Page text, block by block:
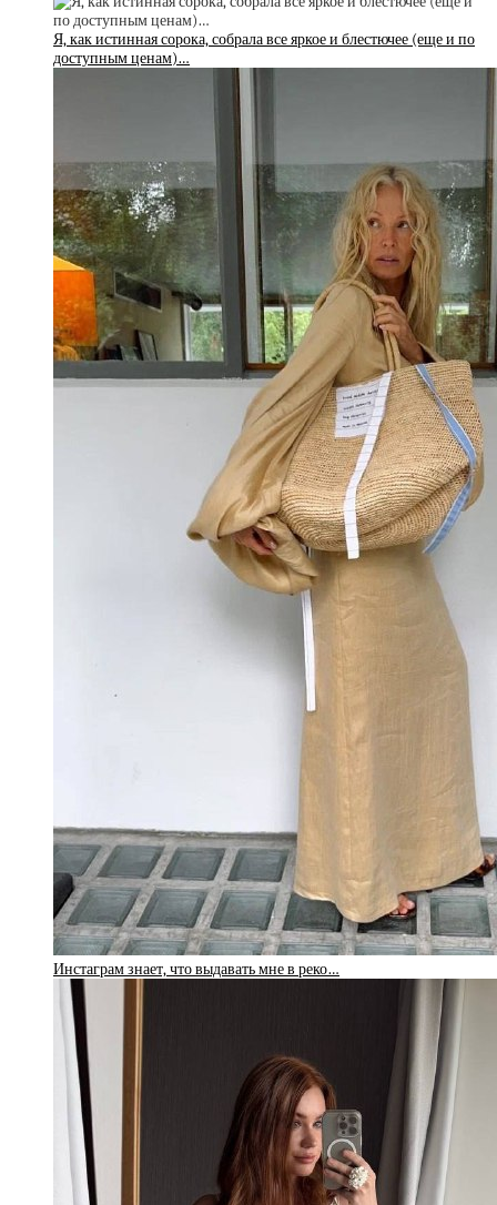
Я, как истинная сорока, собрала все яркое и блестючее (еще и по
доступным ценам)…
Инстаграм знает, что выдавать мне в реко…